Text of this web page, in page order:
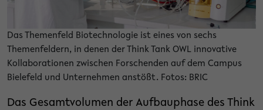
Das Themenfeld Biotechnologie ist eines von sechs
Themenfeldern, in denen der Think Tank OWL innovative
Kollaborationen zwischen Forschenden auf dem Campus
Bielefeld und Unternehmen anstößt. Fotos: BRIC
Das Gesamtvolumen der Aufbauphase des Think